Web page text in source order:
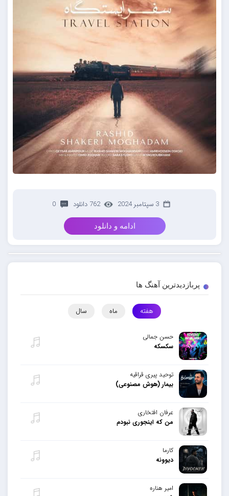
3 سپتامبر 2024 762 دانلود 0
ادامه و دانلود
پربازدیدترین آهنگ ها
هفته ماه سال
حسن جمالی
سکسکه
توحید پیری قراقیه
بیمار (هوش مصنوعی)
عرفان افتخاری
من که اینجوری نبودم
کارما
دیوونه
امیر هناره